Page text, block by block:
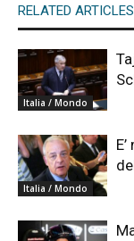
RELATED ARTICLES
Italia / Mondo
Italia / Mondo